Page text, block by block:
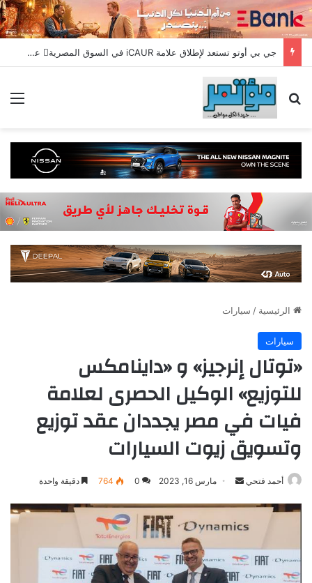
جي بي أوتو تستعد لإطلاق علامة iCAUR في السوق المصرية علامة عالمية جديدة لسيارات الطاقة الجديدة تجمع بين التكنولوجيا الذكية والتصميم الجريء وروح المغامر
بحث عن
الرئيسية / سيارات
سيارات
«توتال إنرجيز» و «داينامكس
للتوزيع» الوكيل الحصرى لعلامة
فيات في مصر يجددان عقد توزيع
وتسويق زيوت السيارات
أحمد فتحي
أرسل مارس 16, 2023 0
764 دقيقة واحدة